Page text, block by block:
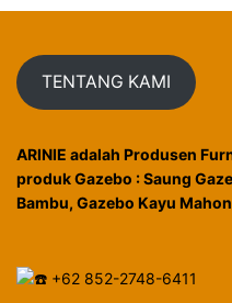
TENTANG KAMI
ARINIE adalah Produsen
produk Gazebo : Saung
Bambu, Gazebo Kayu
+62 852-2748-6411